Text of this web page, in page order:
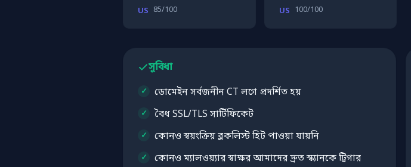
US 85/100 US 100/100
সুবিধা
ডোমেইন সর্বজনীন CT লগে প্রদর্শিত হয়
বৈধ SSL/TLS সার্টিফিকেট
কোনও স্বয়ংক্রিয় ব্লকলিস্ট হিট পাওয়া যায়নি
কোনও ম্যালওয়্যার স্বাক্ষর আমাদের দ্রুত স্ক্যানকে ট্রিগার